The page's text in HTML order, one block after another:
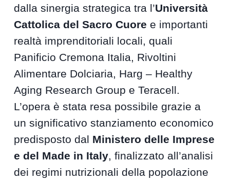
dalla sinergia strategica tra l’Università
Cattolica del Sacro Cuore e importanti
realtà imprenditoriali locali, quali
Panificio Cremona Italia, Rivoltini
Alimentare Dolciaria, Harg – Healthy
Aging Research Group e Teracell.
L’opera è stata resa possibile grazie a
un significativo stanziamento economico
predisposto dal Ministero delle Imprese
e del Made in Italy, finalizzato all’analisi
dei regimi nutrizionali della popolazione